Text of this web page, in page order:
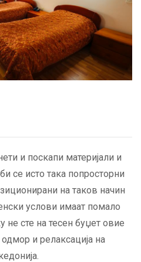
и поскапи материјали и
се исто така попросторни
на таков начин
услови имаат помало
не сте на тесен буџет овие
и релаксација на